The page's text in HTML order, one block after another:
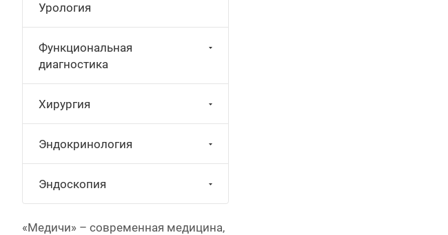
Урология
Функциональная
диагностика
Хирургия
Эндокринология
Эндоскопия
«Медичи» – современная медицина,